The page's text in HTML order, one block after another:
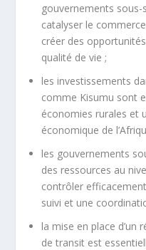
gouvernements
catalyser le
créer des
qualité de vie ;
les investissements
comme Kisumu sont
économies rurales et
économique de
les gouvernements
des ressources au
contrôler
suivi et une
la mise en place d’un
de transit est